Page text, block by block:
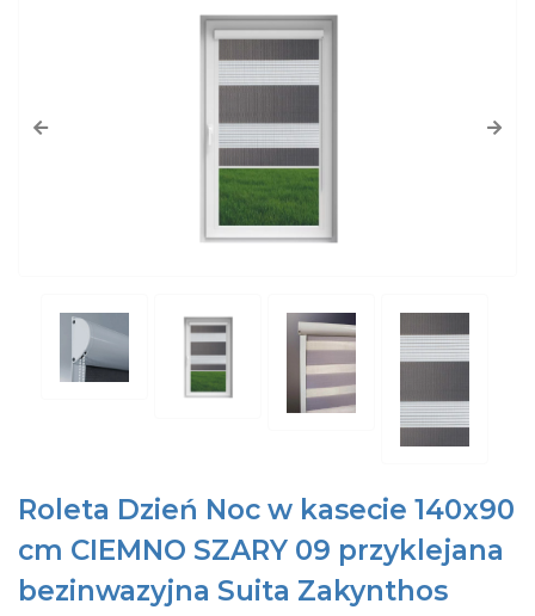
Roleta Dzień Noc w kasecie 140x90
cm CIEMNO SZARY 09 przyklejana
bezinwazyjna Suita Zakynthos